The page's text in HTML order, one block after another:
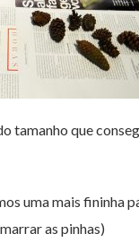
tamanho que
uma mais fininha
as pinhas)